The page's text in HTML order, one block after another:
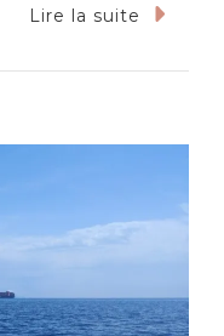
De
En
Lire la suite